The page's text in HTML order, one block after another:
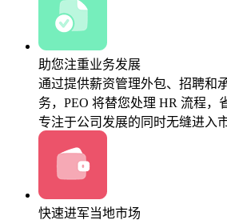
助您注重业务发展
通过提供薪资管理外包、招聘和
务，PEO 将替您处理 HR 流程，
专注于公司发展的同时无缝进入市
快速进军当地市场